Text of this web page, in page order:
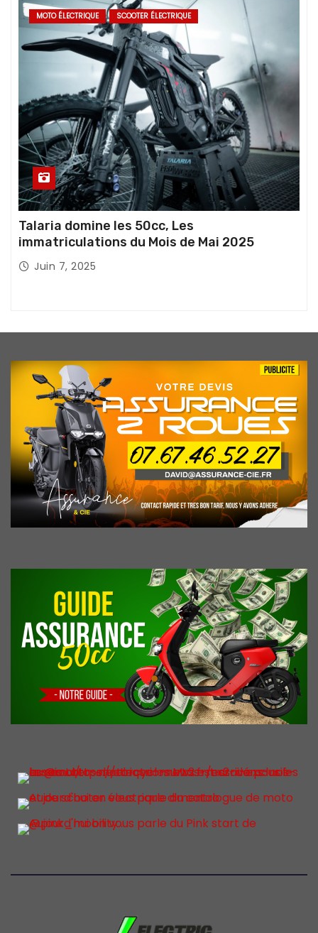
MOTO ÉLECTRIQUE SCOOTER ÉLECTRIQUE
Talaria domine les 50cc, Les
immatriculations du Mois de Mai 2025
Juin 7, 2025